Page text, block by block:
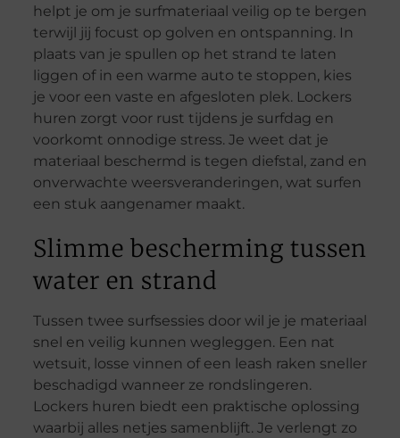
helpt je om je surfmateriaal veilig op te bergen
terwijl jij focust op golven en ontspanning. In
plaats van je spullen op het strand te laten
liggen of in een warme auto te stoppen, kies
je voor een vaste en afgesloten plek. Lockers
huren zorgt voor rust tijdens je surfdag en
voorkomt onnodige stress. Je weet dat je
materiaal beschermd is tegen diefstal, zand en
onverwachte weersveranderingen, wat surfen
een stuk aangenamer maakt.
Slimme bescherming tussen
water en strand
Tussen twee surfsessies door wil je je materiaal
snel en veilig kunnen wegleggen. Een nat
wetsuit, losse vinnen of een leash raken sneller
beschadigd wanneer ze rondslingeren.
Lockers huren biedt een praktische oplossing
waarbij alles netjes samenblijft. Je verlengt zo